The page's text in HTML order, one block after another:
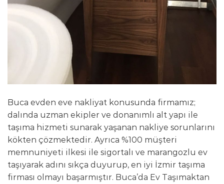
Buca evden eve nakliyat konusunda firmamız;
dalında uzman ekipler ve donanımlı alt yapı ile
taşıma hizmeti sunarak yaşanan nakliye sorunlarını
kökten çözmektedir. Ayrıca %100 müşteri
memnuniyeti ilkesi ile sigortalı ve marangozlu ev
taşıyarak adını sıkça duyurup, en iyi İzmir taşıma
firması olmayı başarmıştır. Buca’da Ev Taşımaktan